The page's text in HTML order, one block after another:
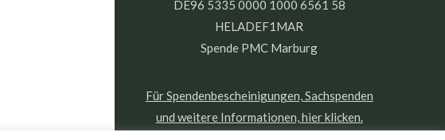
DE96 5335 0000 1000 6561 58
HELADEF1MAR
Spende PMC Marburg
Für Spendenbescheinigungen, Sachspenden
und weitere Informationen, hier klicken.